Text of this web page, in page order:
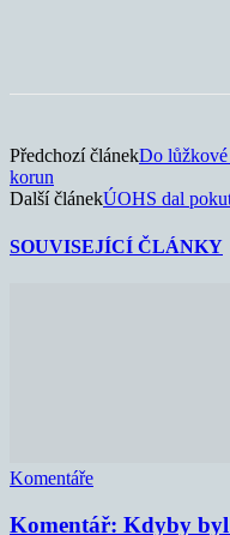
Předchozí článekDo
korun
Další článekÚOHS dal
SOUVISEJÍCÍ ČLÁNKY
Komentáře
Komentář: Kdyby byl